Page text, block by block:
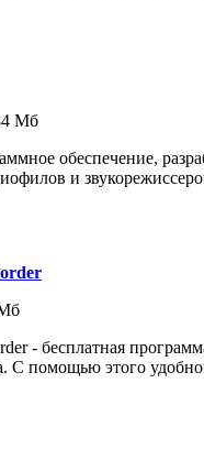
Мб
обеспечение,
и
- бесплатная
С помощью этого